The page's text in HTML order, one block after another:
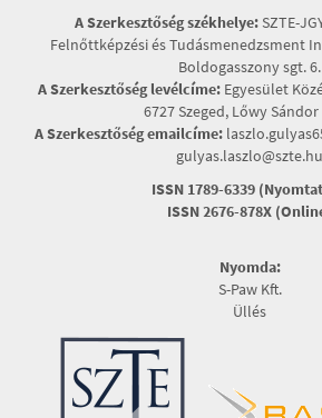
A Szerkesztőség székhelye:SZTE-
Felnőttképzési és Tudásmenedzsment
Boldogasszony sgt. 6.
A Szerkesztőség levélcíme: Egyesület
6727 Szeged, Lőwy Sándor
A Szerkesztőség emailcíme:
gulyas.laszlo@szte.hu
ISSN 1789-6339
ISSN 2676-878X
Nyomda:
S-Paw Kft.
Üllés